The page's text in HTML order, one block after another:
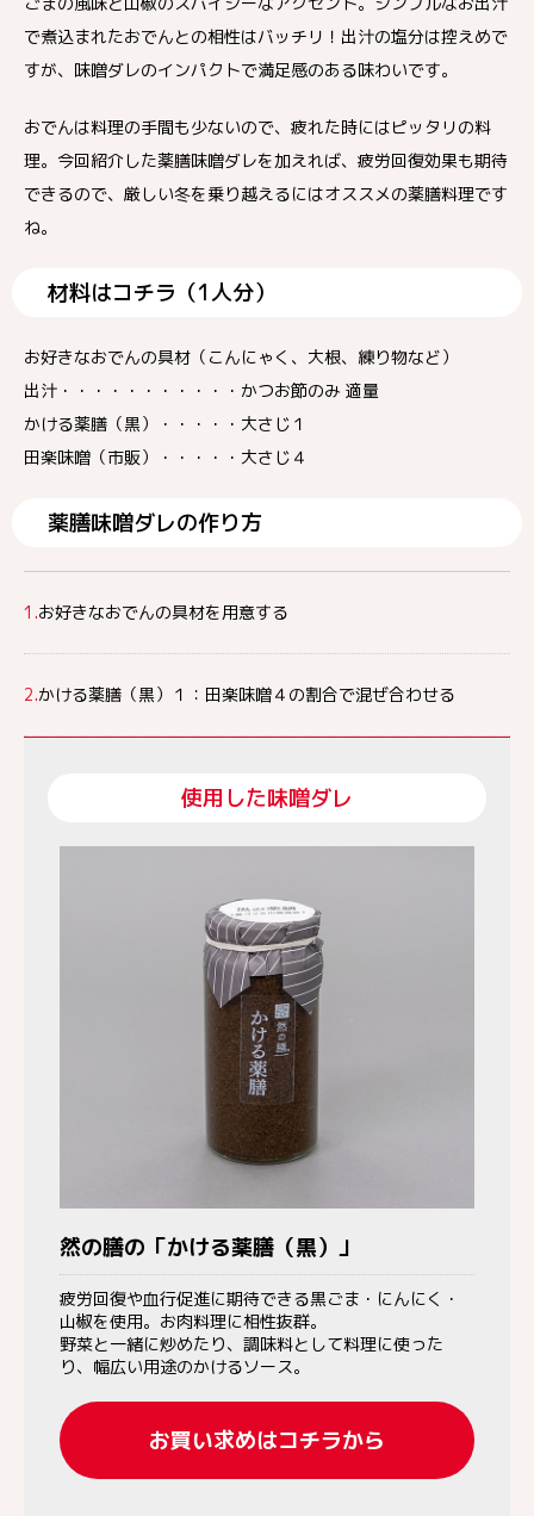
で煮込まれたおでんとの相性はバッチリ！出汁の塩分は控えめで
すが、味噌ダレのインパクトで満足感のある味わいです。
おでんは料理の手間も少ないので、疲れた時にはピッタリの料
理。今回紹介した薬膳味噌ダレを加えれば、疲労回復効果も期待
できるので、厳しい冬を乗り越えるにはオススメの薬膳料理です
ね。
材料はコチラ（1人分）
お好きなおでんの具材（こんにゃく、大根、練り物など）
出汁・・・・・・・・・・・かつお節のみ 適量
かける薬膳（黒）・・・・・大さじ１
田楽味噌（市販）・・・・・大さじ４
薬膳味噌ダレの作り方
1.お好きなおでんの具材を用意する
2.かける薬膳（黒）１：田楽味噌４の割合で混ぜ合わせる
使用した味噌ダレ
然の膳の「かける薬膳（黒）」
疲労回復や血行促進に期待できる黒ごま・にんにく・
山椒を使用。お肉料理に相性抜群。
野菜と一緒に炒めたり、調味料として料理に使った
り、幅広い用途のかけるソース。
お買い求めはコチラから